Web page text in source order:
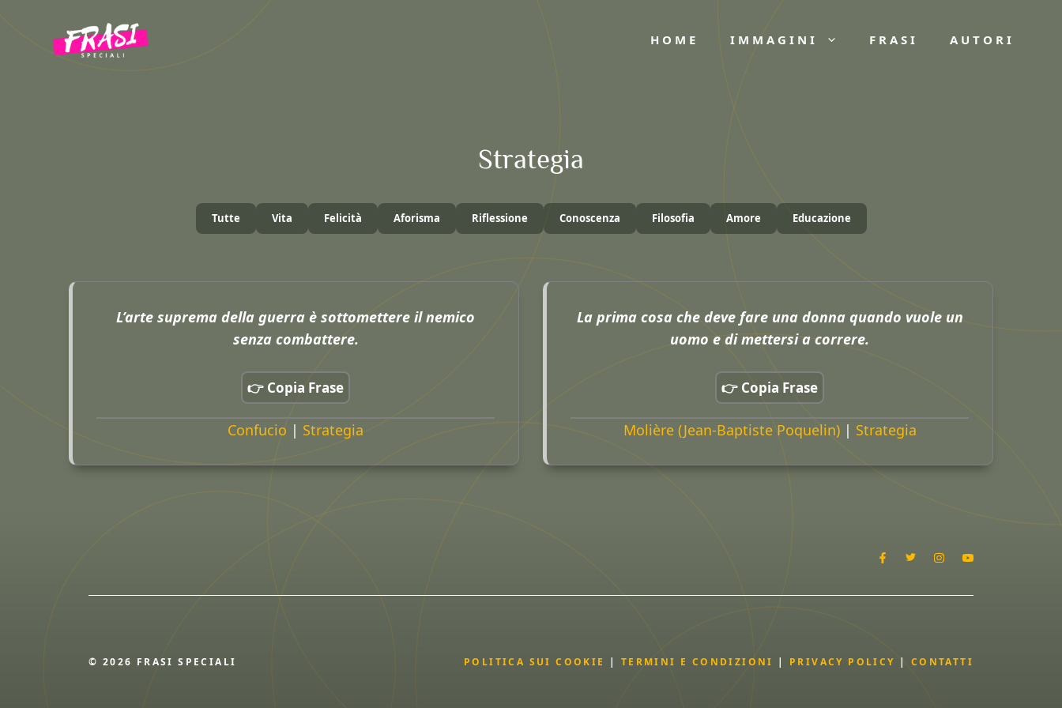
contenuto
HOME IMMAGINI FRASI AUTORI
Strategia
Tutte Vita Felicità Aforisma Riflessione Conoscenza Filosofia Amore Educazione
L’arte suprema della guerra è sottomettere il nemico
senza combattere.
👉 Copia Frase
Confucio | Strategia
La prima cosa che deve fare una donna quando vuole un
uomo e di mettersi a correre.
👉 Copia Frase
Molière (Jean-Baptiste Poquelin)| Strategia
© 2026 FRASI SPECIALI POLITICA SUI COOKIE | TERMINI E CONDIZIONI | PRIVACY POLICY | CONTATTI